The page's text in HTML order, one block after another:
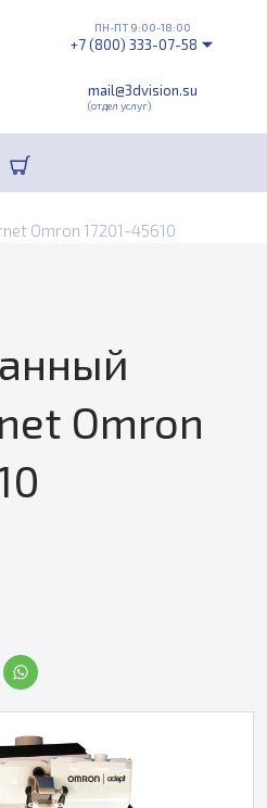
mail@3dvision.su
(отдел услуг)
ПН-ПТ 9:00-18:00
+7 (800) 333-07-58
Omron 17201-45610
Omron